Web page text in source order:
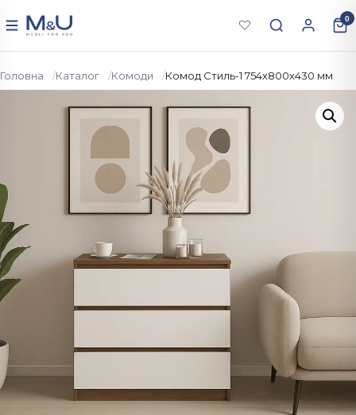
Меню 0
Головна Каталог Комоди Комод Стиль-1 754х800х430 мм